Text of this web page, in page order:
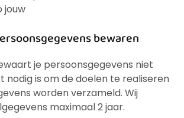
jouw
bewaren
je persoonsgegevens niet
nodig is om de doelen te realiseren
worden verzameld. Wij
maximaal 2 jaar.